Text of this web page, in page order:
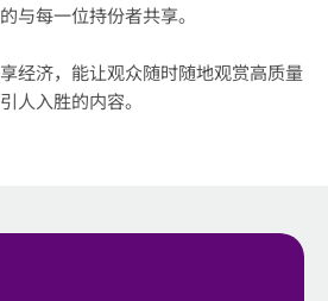
与每一位持份者共享。
经济，能让观众随时随地观赏高质量
人入胜的内容。